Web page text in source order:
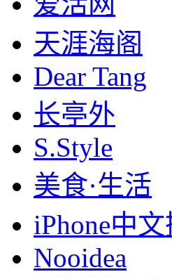
天涯海阁
Dear Tang
长亭外
S.Style
美食·生活
iPhone中
Nooidea